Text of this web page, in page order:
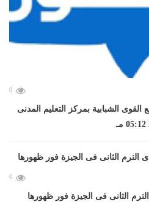
0
الشبابية بمركز التعليم المدنى
0
الثانى فى الجيزة فور ظهورها